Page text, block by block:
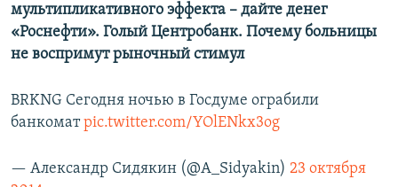
мультипликативного эффекта – дайте денег
«Роснефти». Голый Центробанк. Почему больницы
не воспримут рыночный стимул
BRKNG Сегодня ночью в Госдуме ограбили
банкоматpic.twitter.com/YOlENkx3og
— Александр Сидякин (@A_Sidyakin) 23 октября